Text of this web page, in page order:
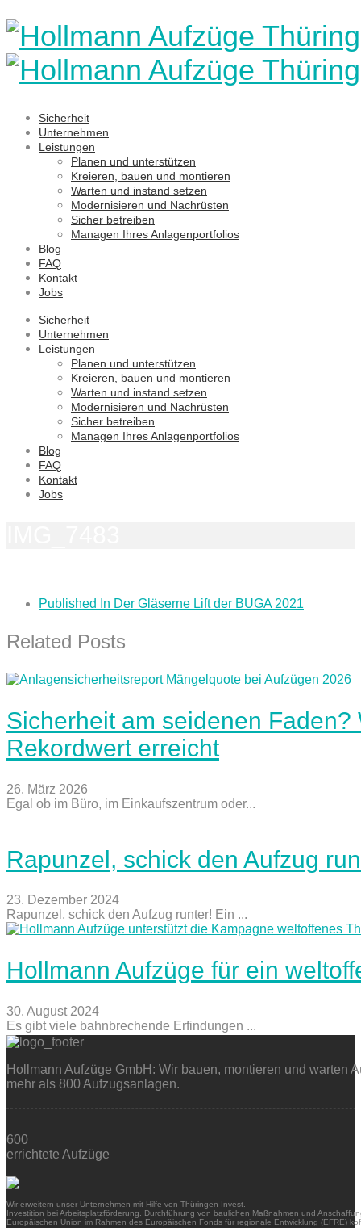
Sicherheit
Unternehmen
Leistungen
Planen und unterstützen
Kreieren, bauen und montieren
Warten und instand setzen
Modernisieren und Nachrüsten
Sicher betreiben
Managen Ihres Anlagenportfolios
Blog
FAQ
Kontakt
Jobs
Sicherheit
Unternehmen
Leistungen
Planen und unterstützen
Kreieren, bauen und montieren
Warten und instand setzen
Modernisieren und Nachrüsten
Sicher betreiben
Managen Ihres Anlagenportfolios
Blog
FAQ
Kontakt
Jobs
Published In Der Gläserne Lift der BUGA 2021
Related Posts
Sicherheit am seidenen
Rekordwert erreicht
26. März 2026
Egal ob im Büro, im Einkaufszentrum oder...
Rapunzel, schick den Aufzug
23. Dezember 2024
Rapunzel, schick den Aufzug runter! Ein ...
Hollmann Aufzüge für ein
30. August 2024
Es gibt viele bahnbrechende Erfindungen ...
Hollmann Aufzüge GmbH: Wir bauen, montieren und warten
mehr als 800 Aufzugsanlagen.
600
errichtete Aufzüge
Wir erweitern unser Unternehmen mit Hilfe von Thüringen Invest.
Investition bei Arbeitsplatzförderung. Durchführung von baulichen Maßnahmen und
Europäischen Union im Rahmen des Europäischen Fonds für regionale Entwicklung (EFRE)